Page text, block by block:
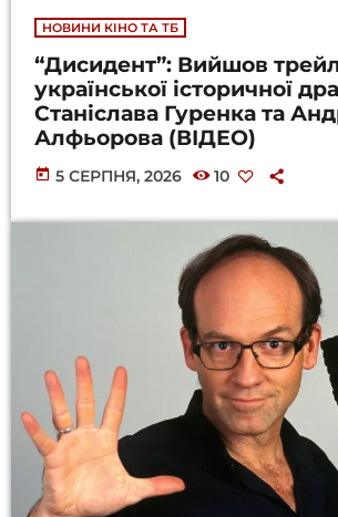
НОВИНИ КІНО ТА ТБ
“Дисидент”: Вийшов
української історичної
Станіслава Гуренка та
Алфьорова (ВІДЕО)
today 5 СЕРПНЯ, 2026 10